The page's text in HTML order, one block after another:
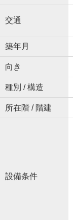
交通
築年月
向き
種別 / 構造
所在階 / 階建
設備条件